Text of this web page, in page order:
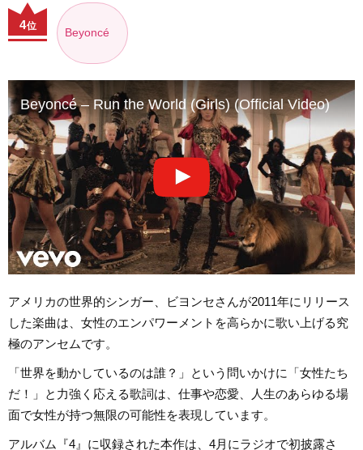
Beyoncé
4位
Beyoncé – Run the World (Girls) (Official Video)
アメリカの世界的シンガー、ビヨンセさんが2011年にリリース
した楽曲は、女性のエンパワーメントを高らかに歌い上げる究
極のアンセムです。
「世界を動かしているのは誰？」という問いかけに「女性たち
だ！」と力強く応える歌詞は、仕事や恋愛、人生のあらゆる場
面で女性が持つ無限の可能性を表現しています。
アルバム『4』に収録された本作は、4月にラジオで初披露さ